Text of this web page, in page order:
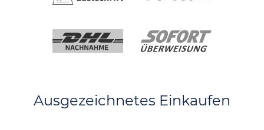
Ausgezeichnetes Einkaufen